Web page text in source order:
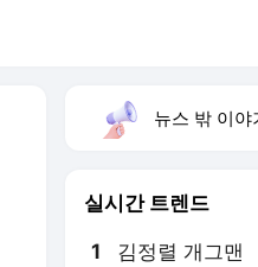
뉴스 밖 이야기
실시간 트렌드
1 김정렬 개그맨